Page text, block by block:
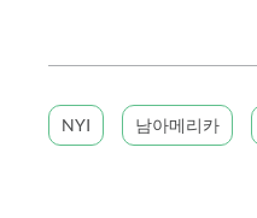
NYI 남아메리카